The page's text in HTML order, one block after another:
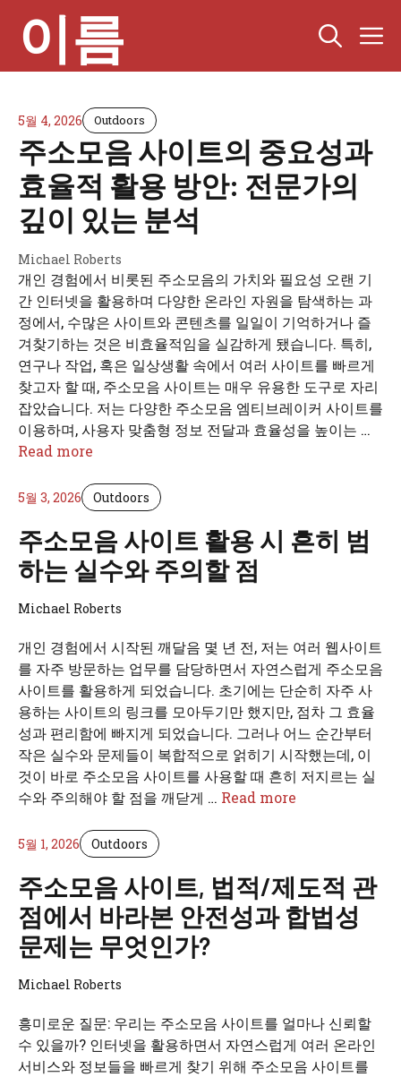
로
이름
5월 4, 2026 Outdoors
주소모음 사이트의 중요성과
효율적 활용 방안: 전문가의
깊이 있는 분석
Michael Roberts
개인 경험에서 비롯된 주소모음의 가치와 필요성 오랜 기
간 인터넷을 활용하며 다양한 온라인 자원을 탐색하는 과
정에서, 수많은 사이트와 콘텐츠를 일일이 기억하거나 즐
겨찾기하는 것은 비효율적임을 실감하게 됐습니다. 특히,
연구나 작업, 혹은 일상생활 속에서 여러 사이트를 빠르게
찾고자 할 때, 주소모음 사이트는 매우 유용한 도구로 자리
잡았습니다. 저는 다양한 주소모음 엠티브레이커 사이트를
이용하며, 사용자 맞춤형 정보 전달과 효율성을 높이는 …
Read more
5월 3, 2026 Outdoors
주소모음 사이트 활용 시 흔히 범
하는 실수와 주의할 점
Michael Roberts
개인 경험에서 시작된 깨달음 몇 년 전, 저는 여러 웹사이트
를 자주 방문하는 업무를 담당하면서 자연스럽게 주소모음
사이트를 활용하게 되었습니다. 초기에는 단순히 자주 사
용하는 사이트의 링크를 모아두기만 했지만, 점차 그 효율
성과 편리함에 빠지게 되었습니다. 그러나 어느 순간부터
작은 실수와 문제들이 복합적으로 얽히기 시작했는데, 이
것이 바로 주소모음 사이트를 사용할 때 흔히 저지르는 실
수와 주의해야 할 점을 깨닫게 … Read more
5월 1, 2026 Outdoors
주소모음 사이트, 법적/제도적 관
점에서 바라본 안전성과 합법성
문제는 무엇인가?
Michael Roberts
흥미로운 질문: 우리는 주소모음 사이트를 얼마나 신뢰할
수 있을까? 인터넷을 활용하면서 자연스럽게 여러 온라인
서비스와 정보들을 빠르게 찾기 위해 주소모음 사이트를